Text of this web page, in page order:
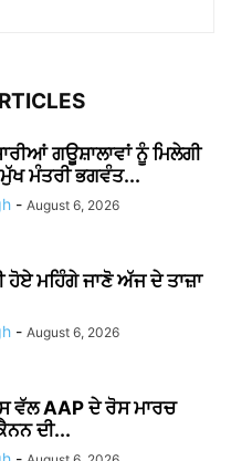
ਗਊਸ਼ਾਲਾਵਾਂ ਨੂੰ ਮਿਲੇਗੀ
ਮੰਤਰੀ ਭਗਵੰਤ...
- August 6, 2026
ਹੋਏ ਮਹਿੰਗੇ ਜਾਣੋ ਅੱਜ ਦੇ ਤਾਜ਼ਾ
- August 6, 2026
ਵੱਲ AAP ਦੇ ਰੋਸ ਮਾਰਚ
ਦੀ...